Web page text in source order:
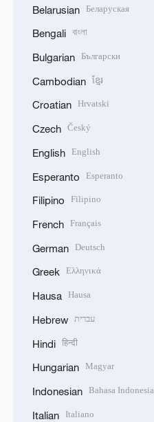
Belarusian Беларуская
Bengali বাংলা
Bulgarian Български
Cambodian ខ្មែរ
Croatian Hrvatski
Czech Český
English English
Esperanto Esperanto
Filipino Filipino
French Français
German Deutsch
Greek Ελληνικά
Hausa Hausa
Hebrew עברית
Hindi हिन्दी
Hungarian Magyar
Indonesian Bahasa Indonesia
Italian Italiano